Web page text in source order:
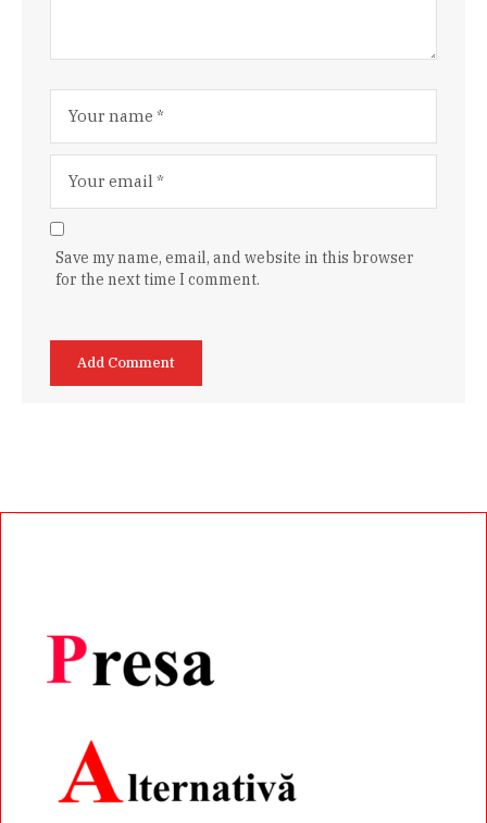
Save my name, email, and website in this browser
for the next time I comment.